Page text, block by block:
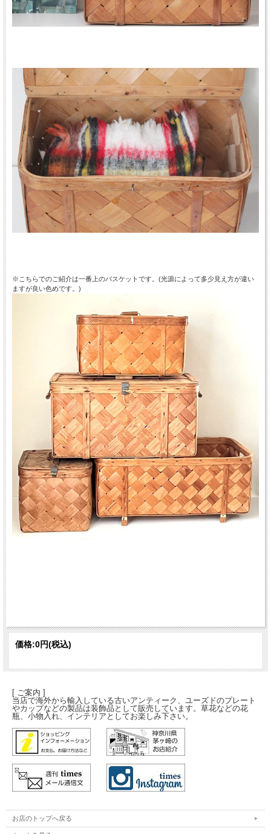
※こちらでのご紹介は一番上のバスケットです。(光源によって多少見え方が違い
ますが良い色めです。)
価格:0円(税込)
[ ご案内 ]
当店で海外から輸入している古いアンティーク、ユーズドのプレート
やカップなどの製品は装飾品として販売しています。草花などの花
瓶、小物入れ、インテリアとしてお楽しみ下さい。
お店のトップへ戻る